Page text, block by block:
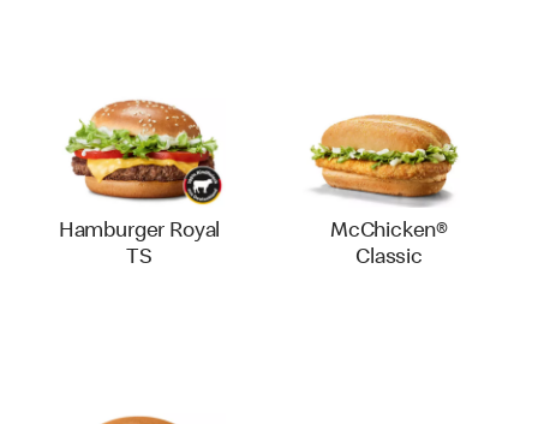
Hamburger Royal
TS
McChicken®
Classic